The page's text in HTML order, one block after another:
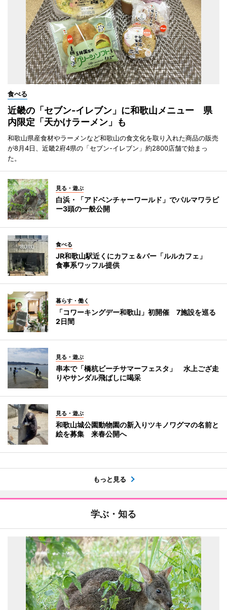
食べる
近畿の「セブン-イレブン」に和歌山メニュー 県
内限定「天かけラーメン」も
和歌山県産食材やラーメンなど和歌山の食文化を取り入れた商品の販売
が8月4日、近畿2府4県の「セブン-イレブン」約2800店舗で始まっ
た。
見る・遊ぶ
白浜・「アドベンチャーワールド」でパルマワラビ
ー3頭の一般公開
食べる
JR和歌山駅近くにカフェ＆バー「ルルカフェ」
食事系ワッフル提供
暮らす・働く
「コワーキングデー和歌山」初開催 7施設を巡る
2日間
見る・遊ぶ
串本で「橋杭ビーチサマーフェスタ」 水上ござ走
りやサンダル飛ばしに喝采
見る・遊ぶ
和歌山城公園動物園の新入りツキノワグマの名前と
絵を募集 来春公開へ
もっと見る
学ぶ・知る